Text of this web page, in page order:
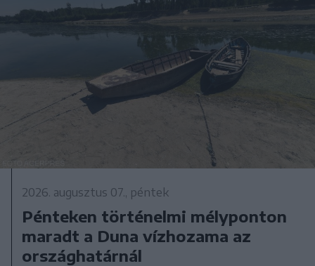
2026. augusztus 07., péntek
Pénteken történelmi mélyponton
maradt a Duna vízhozama az
országhatárnál